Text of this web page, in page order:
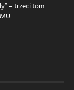
– trzeci tom